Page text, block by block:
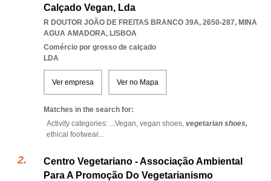
Calçado Vegan, Lda
R DOUTOR JOÃO DE FREITAS BRANCO 39A, 2650-287, MINA
AGUA AMADORA, LISBOA
Comércio por grosso de calçado
LDA
Ver empresa Ver no Mapa
Matches in the search for:
Activity categories: ...Vegan, vegan shoes, vegetarian shoes,
ethical footwear...
Centro Vegetariano - Associação Ambiental
Para A Promoção Do Vegetarianismo